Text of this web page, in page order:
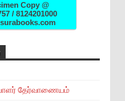
Copy @
/ 8124201000
தேர்வாணையம்